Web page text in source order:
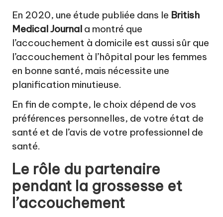
En 2020, une étude publiée dans le British
Medical Journal a montré que
l’accouchement à domicile est aussi sûr que
l’accouchement à l’hôpital pour les femmes
en bonne santé, mais nécessite une
planification minutieuse.
En fin de compte, le choix dépend de vos
préférences personnelles, de votre état de
santé et de l’avis de votre professionnel de
santé.
Le rôle du partenaire
pendant la grossesse et
l’accouchement